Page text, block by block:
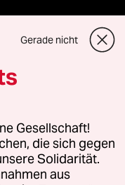
oder für Genehmigungen
Richtlinien
Gerade nicht
Gesellschaft!
die sich gegen
Solidarität.
aus